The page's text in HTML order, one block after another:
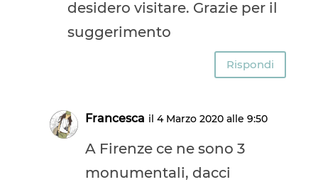
desidero visitare. Grazie per il
suggerimento
Rispondi
Francesca il 4 Marzo 2020 alle 9:50
A Firenze ce ne sono 3
monumentali, dacci